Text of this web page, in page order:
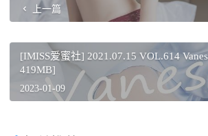
上一篇
[IMISS爱蜜社] 2021.07.15 VOL.614
419MB]
2023-01-09